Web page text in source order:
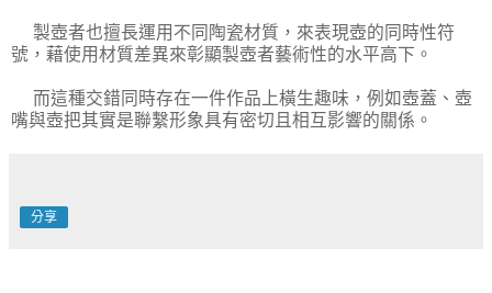
製壺者也擅長運用不同陶瓷材質，來表現壺的同時性符
號，藉使用材質差異來彰顯製壺者藝術性的水平高下。
而這種交錯同時存在一件作品上橫生趣味，例如壺蓋、壺
嘴與壺把其實是聯繫形象具有密切且相互影響的關係。
分享